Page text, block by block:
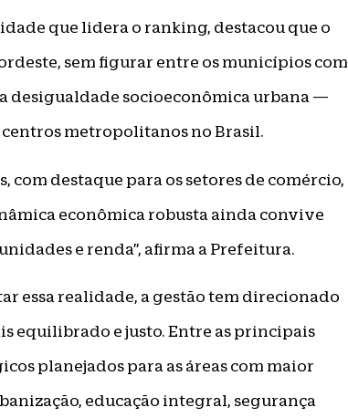
que lidera o ranking, destacou que o
sem figurar entre os municípios com
desigualdade socioeconômica urbana —
metropolitanos no Brasil.
destaque para os setores de comércio,
econômica robusta ainda convive
e renda”, afirma a Prefeitura.
essa realidade, a gestão tem direcionado
equilibrado e justo. Entre as principais
planejados para as áreas com maior
educação integral, segurança